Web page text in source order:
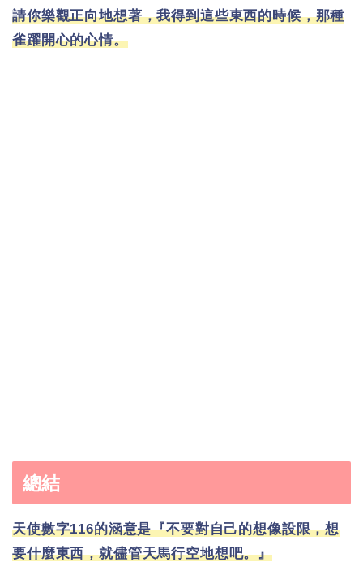
請你樂觀正向地想著，我得到這些東西的時候，那種
雀躍開心的心情。
總結
天使數字116的涵意是『不要對自己的想像設限，想
要什麼東西，就儘管天馬行空地想吧。』